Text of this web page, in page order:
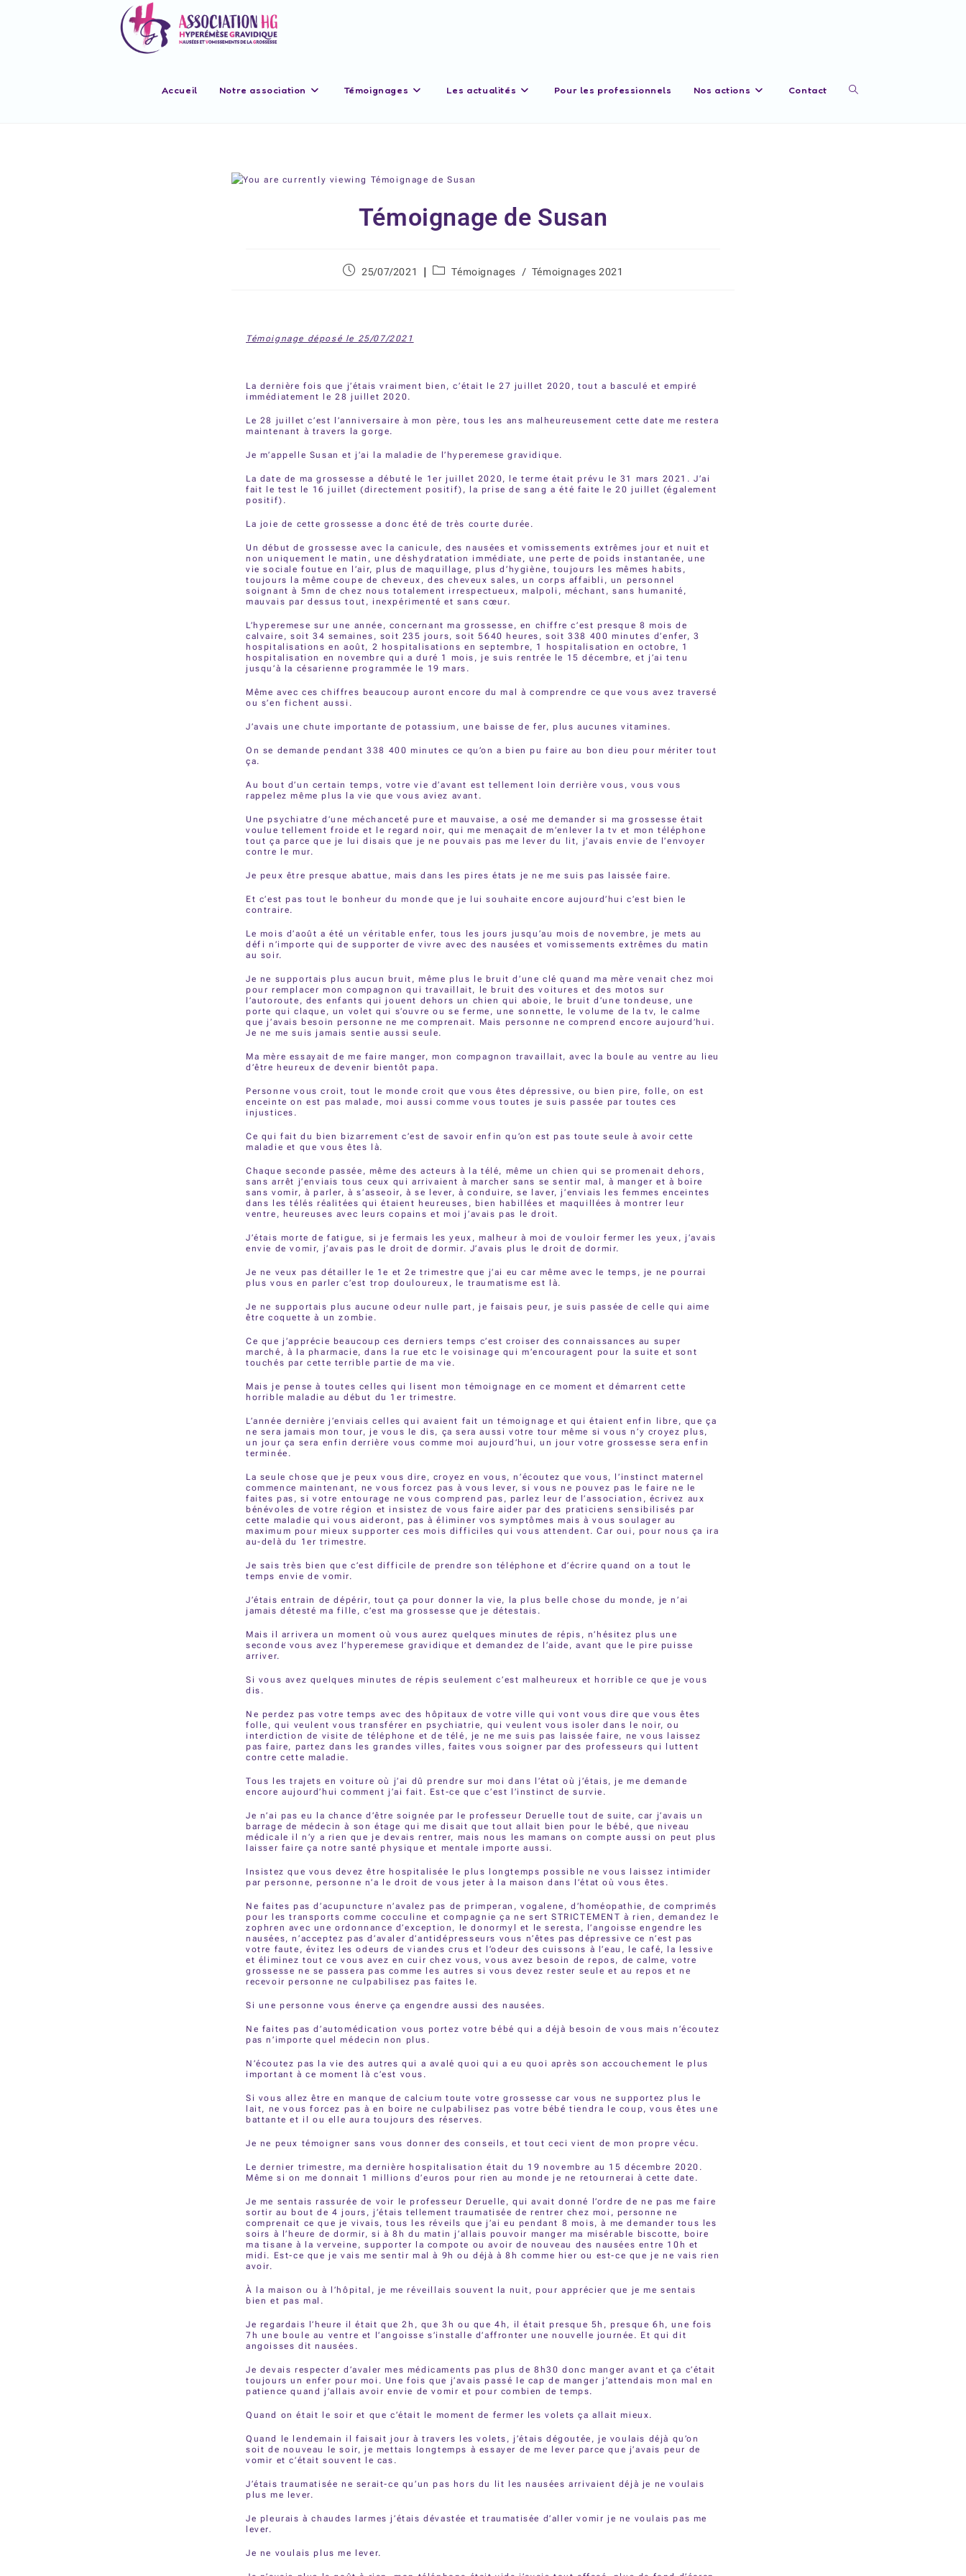
Accueil Notre association Témoignages Les actualités Pour les professionnels Nos actions Contact
Témoignage de Susan
25/07/2021 Témoignages / Témoignages 2021
Témoignage déposé le 25/07/2021
La dernière fois que j’étais vraiment bien, c’était le 27 juillet 2020, tout a basculé et empiré
immédiatement le 28 juillet 2020.
Le 28 juillet c’est l’anniversaire à mon père, tous les ans malheureusement cette date me restera
maintenant à travers la gorge.
Je m’appelle Susan et j’ai la maladie de l’hyperemese gravidique.
La date de ma grossesse a débuté le 1er juillet 2020, le terme était prévu le 31 mars 2021. J’ai
fait le test le 16 juillet (directement positif), la prise de sang a été faite le 20 juillet (également
positif).
La joie de cette grossesse a donc été de très courte durée.
Un début de grossesse avec la canicule, des nausées et vomissements extrêmes jour et nuit et
non uniquement le matin, une déshydratation immédiate, une perte de poids instantanée, une
vie sociale foutue en l’air, plus de maquillage, plus d’hygiène, toujours les mêmes habits,
toujours la même coupe de cheveux, des cheveux sales, un corps affaibli, un personnel
soignant à 5mn de chez nous totalement irrespectueux, malpoli, méchant, sans humanité,
mauvais par dessus tout, inexpérimenté et sans cœur.
L’hyperemese sur une année, concernant ma grossesse, en chiffre c’est presque 8 mois de
calvaire, soit 34 semaines, soit 235 jours, soit 5640 heures, soit 338 400 minutes d’enfer, 3
hospitalisations en août, 2 hospitalisations en septembre, 1 hospitalisation en octobre, 1
hospitalisation en novembre qui a duré 1 mois, je suis rentrée le 15 décembre, et j’ai tenu
jusqu’à la césarienne programmée le 19 mars.
Même avec ces chiffres beaucoup auront encore du mal à comprendre ce que vous avez traversé
ou s’en fichent aussi.
J’avais une chute importante de potassium, une baisse de fer, plus aucunes vitamines.
On se demande pendant 338 400 minutes ce qu’on a bien pu faire au bon dieu pour mériter tout
ça.
Au bout d’un certain temps, votre vie d’avant est tellement loin derrière vous, vous vous
rappelez même plus la vie que vous aviez avant.
Une psychiatre d’une méchanceté pure et mauvaise, a osé me demander si ma grossesse était
voulue tellement froide et le regard noir, qui me menaçait de m’enlever la tv et mon téléphone
tout ça parce que je lui disais que je ne pouvais pas me lever du lit, j’avais envie de l’envoyer
contre le mur.
Je peux être presque abattue, mais dans les pires états je ne me suis pas laissée faire.
Et c’est pas tout le bonheur du monde que je lui souhaite encore aujourd’hui c’est bien le
contraire.
Le mois d’août a été un véritable enfer, tous les jours jusqu’au mois de novembre, je mets au
défi n’importe qui de supporter de vivre avec des nausées et vomissements extrêmes du matin
au soir.
Je ne supportais plus aucun bruit, même plus le bruit d’une clé quand ma mère venait chez moi
pour remplacer mon compagnon qui travaillait, le bruit des voitures et des motos sur
l’autoroute, des enfants qui jouent dehors un chien qui aboie, le bruit d’une tondeuse, une
porte qui claque, un volet qui s’ouvre ou se ferme, une sonnette, le volume de la tv, le calme
que j’avais besoin personne ne me comprenait. Mais personne ne comprend encore aujourd’hui.
Je ne me suis jamais sentie aussi seule.
Ma mère essayait de me faire manger, mon compagnon travaillait, avec la boule au ventre au lieu
d’être heureux de devenir bientôt papa.
Personne vous croit, tout le monde croit que vous êtes dépressive, ou bien pire, folle, on est
enceinte on est pas malade, moi aussi comme vous toutes je suis passée par toutes ces
injustices.
Ce qui fait du bien bizarrement c’est de savoir enfin qu’on est pas toute seule à avoir cette
maladie et que vous êtes là.
Chaque seconde passée, même des acteurs à la télé, même un chien qui se promenait dehors,
sans arrêt j’enviais tous ceux qui arrivaient à marcher sans se sentir mal, à manger et à boire
sans vomir, à parler, à s’asseoir, à se lever, à conduire, se laver, j’enviais les femmes enceintes
dans les télés réalitées qui étaient heureuses, bien habillées et maquillées à montrer leur
ventre, heureuses avec leurs copains et moi j’avais pas le droit.
J’étais morte de fatigue, si je fermais les yeux, malheur à moi de vouloir fermer les yeux, j’avais
envie de vomir, j’avais pas le droit de dormir. J’avais plus le droit de dormir.
Je ne veux pas détailler le 1e et 2e trimestre que j’ai eu car même avec le temps, je ne pourrai
plus vous en parler c’est trop douloureux, le traumatisme est là.
Je ne supportais plus aucune odeur nulle part, je faisais peur, je suis passée de celle qui aime
être coquette à un zombie.
Ce que j’apprécie beaucoup ces derniers temps c’est croiser des connaissances au super
marché, à la pharmacie, dans la rue etc le voisinage qui m’encouragent pour la suite et sont
touchés par cette terrible partie de ma vie.
Mais je pense à toutes celles qui lisent mon témoignage en ce moment et démarrent cette
horrible maladie au début du 1er trimestre.
L’année dernière j’enviais celles qui avaient fait un témoignage et qui étaient enfin libre, que ça
ne sera jamais mon tour, je vous le dis, ça sera aussi votre tour même si vous n’y croyez plus,
un jour ça sera enfin derrière vous comme moi aujourd’hui, un jour votre grossesse sera enfin
terminée.
La seule chose que je peux vous dire, croyez en vous, n’écoutez que vous, l’instinct maternel
commence maintenant, ne vous forcez pas à vous lever, si vous ne pouvez pas le faire ne le
faites pas, si votre entourage ne vous comprend pas, parlez leur de l’association, écrivez aux
bénévoles de votre région et insistez de vous faire aider par des praticiens sensibilisés par
cette maladie qui vous aideront, pas à éliminer vos symptômes mais à vous soulager au
maximum pour mieux supporter ces mois difficiles qui vous attendent. Car oui, pour nous ça ira
au-delà du 1er trimestre.
Je sais très bien que c’est difficile de prendre son téléphone et d’écrire quand on a tout le
temps envie de vomir.
J’étais entrain de dépérir, tout ça pour donner la vie, la plus belle chose du monde, je n’ai
jamais détesté ma fille, c’est ma grossesse que je détestais.
Mais il arrivera un moment où vous aurez quelques minutes de répis, n’hésitez plus une
seconde vous avez l’hyperemese gravidique et demandez de l’aide, avant que le pire puisse
arriver.
Si vous avez quelques minutes de répis seulement c’est malheureux et horrible ce que je vous
dis.
Ne perdez pas votre temps avec des hôpitaux de votre ville qui vont vous dire que vous êtes
folle, qui veulent vous transférer en psychiatrie, qui veulent vous isoler dans le noir, ou
interdiction de visite de téléphone et de télé, je ne me suis pas laissée faire, ne vous laissez
pas faire, partez dans les grandes villes, faites vous soigner par des professeurs qui luttent
contre cette maladie.
Tous les trajets en voiture où j’ai dû prendre sur moi dans l’état où j’étais, je me demande
encore aujourd’hui comment j’ai fait. Est-ce que c’est l’instinct de survie.
Je n’ai pas eu la chance d’être soignée par le professeur Deruelle tout de suite, car j’avais un
barrage de médecin à son étage qui me disait que tout allait bien pour le bébé, que niveau
médicale il n’y a rien que je devais rentrer, mais nous les mamans on compte aussi on peut plus
laisser faire ça notre santé physique et mentale importe aussi.
Insistez que vous devez être hospitalisée le plus longtemps possible ne vous laissez intimider
par personne, personne n’a le droit de vous jeter à la maison dans l’état où vous êtes.
Ne faites pas d’acupuncture n’avalez pas de primperan, vogalene, d’homéopathie, de comprimés
pour les transports comme cocculine et compagnie ça ne sert STRICTEMENT à rien, demandez le
zophren avec une ordonnance d’exception, le donormyl et le seresta, l’angoisse engendre les
nausées, n’acceptez pas d’avaler d’antidépresseurs vous n’êtes pas dépressive ce n’est pas
votre faute, évitez les odeurs de viandes crus et l’odeur des cuissons à l’eau, le café, la lessive
et éliminez tout ce vous avez en cuir chez vous, vous avez besoin de repos, de calme, votre
grossesse ne se passera pas comme les autres si vous devez rester seule et au repos et ne
recevoir personne ne culpabilisez pas faites le.
Si une personne vous énerve ça engendre aussi des nausées.
Ne faites pas d’automédication vous portez votre bébé qui a déjà besoin de vous mais n’écoutez
pas n’importe quel médecin non plus.
N’écoutez pas la vie des autres qui a avalé quoi qui a eu quoi après son accouchement le plus
important à ce moment là c’est vous.
Si vous allez être en manque de calcium toute votre grossesse car vous ne supportez plus le
lait, ne vous forcez pas à en boire ne culpabilisez pas votre bébé tiendra le coup, vous êtes une
battante et il ou elle aura toujours des réserves.
Je ne peux témoigner sans vous donner des conseils, et tout ceci vient de mon propre vécu.
Le dernier trimestre, ma dernière hospitalisation était du 19 novembre au 15 décembre 2020.
Même si on me donnait 1 millions d’euros pour rien au monde je ne retournerai à cette date.
Je me sentais rassurée de voir le professeur Deruelle, qui avait donné l’ordre de ne pas me faire
sortir au bout de 4 jours, j’étais tellement traumatisée de rentrer chez moi, personne ne
comprenait ce que je vivais, tous les réveils que j’ai eu pendant 8 mois, à me demander tous les
soirs à l’heure de dormir, si à 8h du matin j’allais pouvoir manger ma misérable biscotte, boire
ma tisane à la verveine, supporter la compote ou avoir de nouveau des nausées entre 10h et
midi. Est-ce que je vais me sentir mal à 9h ou déjà à 8h comme hier ou est-ce que je ne vais rien
avoir.
À la maison ou à l’hôpital, je me réveillais souvent la nuit, pour apprécier que je me sentais
bien et pas mal.
Je regardais l’heure il était que 2h, que 3h ou que 4h, il était presque 5h, presque 6h, une fois
7h une boule au ventre et l’angoisse s’installe d’affronter une nouvelle journée. Et qui dit
angoisses dit nausées.
Je devais respecter d’avaler mes médicaments pas plus de 8h30 donc manger avant et ça c’était
toujours un enfer pour moi. Une fois que j’avais passé le cap de manger j’attendais mon mal en
patience quand j’allais avoir envie de vomir et pour combien de temps.
Quand on était le soir et que c’était le moment de fermer les volets ça allait mieux.
Quand le lendemain il faisait jour à travers les volets, j’étais dégoutée, je voulais déjà qu’on
soit de nouveau le soir, je mettais longtemps à essayer de me lever parce que j’avais peur de
vomir et c’était souvent le cas.
J’étais traumatisée ne serait-ce qu’un pas hors du lit les nausées arrivaient déjà je ne voulais
plus me lever.
Je pleurais à chaudes larmes j’étais dévastée et traumatisée d’aller vomir je ne voulais pas me
lever.
Je ne voulais plus me lever.